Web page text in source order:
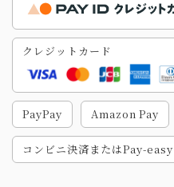
クレジットカード
PayPay Amazon Pay
コンビニ決済またはPay-easy